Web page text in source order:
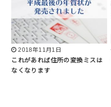
2018年11月1日
これがあれば住所の変換ミスは
なくなります